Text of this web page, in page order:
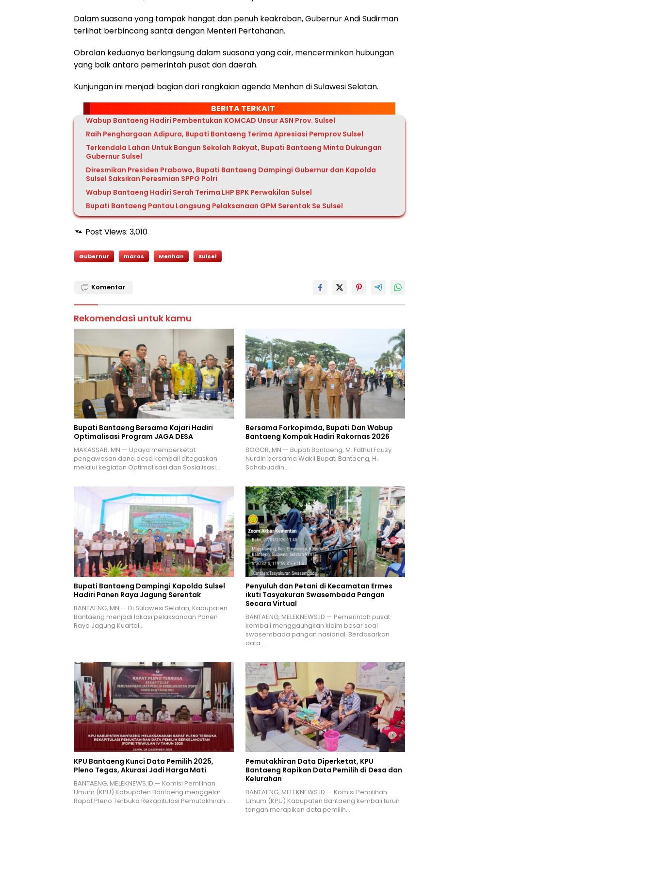
Dalam suasana yang tampak hangat dan penuh keakraban, Gubernur Andi Sudirman
terlihat berbincang santai dengan Menteri Pertahanan.
Obrolan keduanya berlangsung dalam suasana yang cair, mencerminkan hubungan
yang baik antara pemerintah pusat dan daerah.
Kunjungan ini menjadi bagian dari rangkaian agenda Menhan di Sulawesi Selatan.
BERITA TERKAIT
Wabup Bantaeng Hadiri Pembentukan KOMCAD Unsur ASN Prov. Sulsel
Raih Penghargaan Adipura, Bupati Bantaeng Terima Apresiasi Pemprov Sulsel
Terkendala Lahan Untuk Bangun Sekolah Rakyat, Bupati Bantaeng Minta Dukungan
Gubernur Sulsel
Diresmikan Presiden Prabowo, Bupati Bantaeng Dampingi Gubernur dan Kapolda
Sulsel Saksikan Peresmian SPPG Polri
Wabup Bantaeng Hadiri Serah Terima LHP BPK Perwakilan Sulsel
Bupati Bantaeng Pantau Langsung Pelaksanaan GPM Serentak Se Sulsel
Post Views: 3,010
Gubernur maros Menhan Sulsel
Komentar
Rekomendasi untuk kamu
Bupati Bantaeng Bersama Kajari Hadiri
Optimalisasi Program JAGA DESA
MAKASSAR, MN — Upaya memperketat
pengawasan dana desa kembali ditegaskan
melalui kegiatan Optimalisasi dan Sosialisasi…
Bersama Forkopimda, Bupati Dan Wabup
Bantaeng Kompak Hadiri Rakornas 2026
BOGOR, MN — Bupati Bantaeng, M. Fathul Fauzy
Nurdin bersama Wakil Bupati Bantaeng, H.
Sahabuddin…
Bupati Bantaeng Dampingi Kapolda Sulsel
Hadiri Panen Raya Jagung Serentak
BANTAENG, MN — Di Sulawesi Selatan, Kabupaten
Bantaeng menjadi lokasi pelaksanaan Panen
Raya Jagung Kuartal…
Penyuluh dan Petani di Kecamatan Ermes
ikuti Tasyakuran Swasembada Pangan
Secara Virtual
BANTAENG, MELEKNEWS.ID — Pemerintah pusat
kembali menggaungkan klaim besar soal
swasembada pangan nasional. Berdasarkan
data…
KPU Bantaeng Kunci Data Pemilih 2025,
Pleno Tegas, Akurasi Jadi Harga Mati
BANTAENG, MELEKNEWS.ID — Komisi Pemilihan
Umum (KPU) Kabupaten Bantaeng menggelar
Rapat Pleno Terbuka Rekapitulasi Pemutakhiran…
Pemutakhiran Data Diperketat, KPU
Bantaeng Rapikan Data Pemilih di Desa dan
Kelurahan
BANTAENG, MELEKNEWS.ID — Komisi Pemilihan
Umum (KPU) Kabupaten Bantaeng kembali turun
tangan merapikan data pemilih…